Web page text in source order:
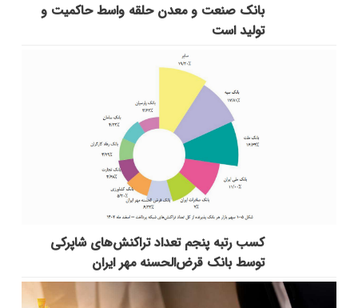
بانك صنعت و معدن حلقه واسط حاكمیت و
تولید است
کسب رتبه پنجم تعداد تراکنش‌های شاپرکی
توسط بانک قرض‌الحسنه مهر ایران